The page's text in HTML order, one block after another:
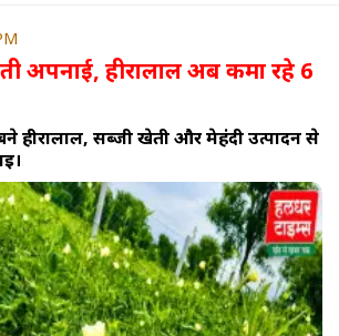
अपनाई, हीरालाल अब कमा रहे 6
हीरालाल, सब्जी खेती और मेहंदी उत्पादन से